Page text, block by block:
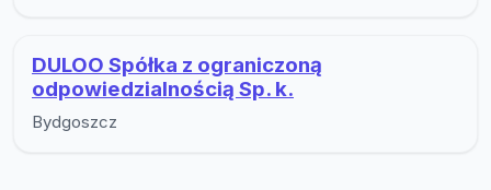
DULOO Spółka z ograniczoną
odpowiedzialnością Sp. k.
Bydgoszcz